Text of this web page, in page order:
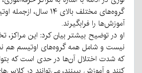
گروه‌های مختلف بالای ۱۴
آموزش‌ها را فرابگیرند.
او در توضیح بیشتر بیان کرد: این
نیست و شامل همه گروه‌های اوتیسم هم
که شدت اختلال آن‌ها در حدی است که